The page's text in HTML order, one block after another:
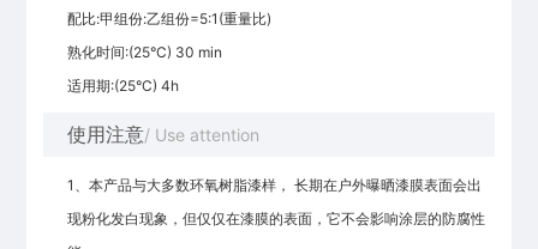
配比:甲组份:乙组份=5:1(重量比)
熟化时间:(25°C) 30 min
适用期:(25°C) 4h
使用注意/ Use attention
1、本产品与大多数环氧树脂漆样， 长期在户外曝晒漆膜表面会出
现粉化发白现象，但仅仅在漆膜的表面，它不会影响涂层的防腐性